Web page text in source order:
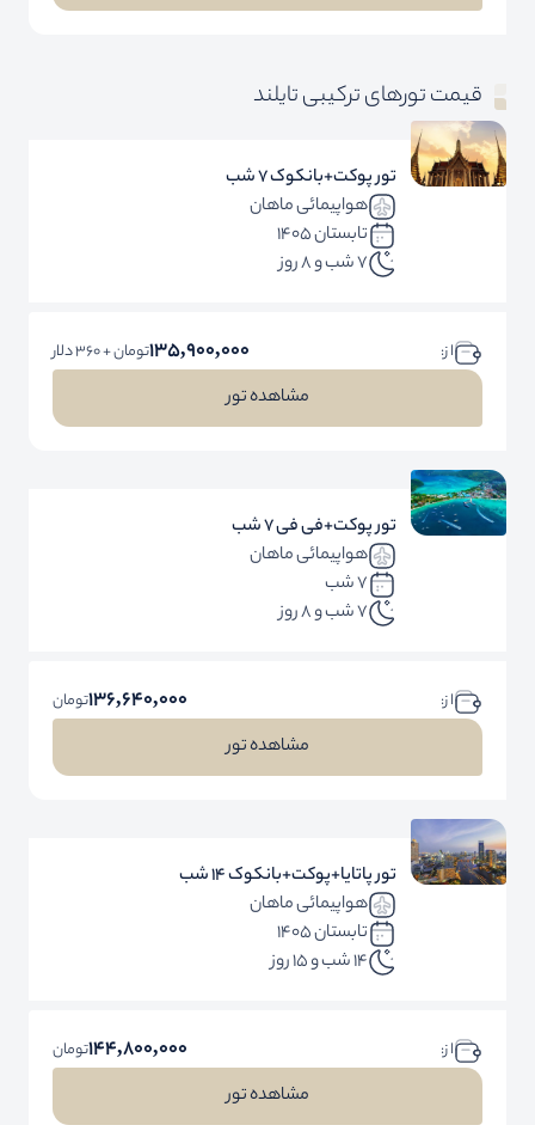
قیمت تورهای ترکیبی تایلند
تور پوکت+بانکوک 7 شب
هواپیمائی ماهان
تابستان 1405
7 شب و 8 روز
ا ز: 135,900,000تومان + 360 دلار
مشاهده تور
تور پوکت+فی فی 7 شب
هواپیمائی ماهان
7 شب
7 شب و 8 روز
ا ز: 136,640,000تومان
مشاهده تور
تور پاتایا+پوکت+بانکوک 14 شب
هواپیمائی ماهان
تابستان 1405
14 شب و 15 روز
ا ز: 144,800,000تومان
مشاهده تور